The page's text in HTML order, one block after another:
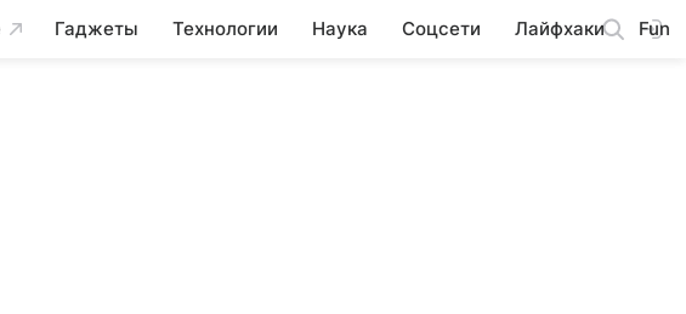
Гаджеты Технологии Наука Соцсети Лайфхаки Fun